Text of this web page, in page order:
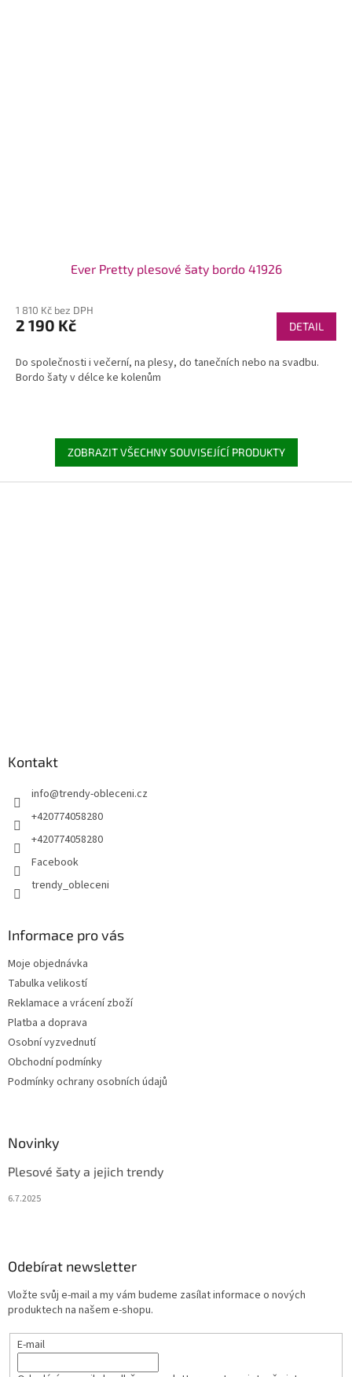
Ever Pretty plesové šaty bordo 41926
1 810 Kč bez DPH
2 190 Kč DETAIL
Do společnosti i večerní, na plesy, do tanečních nebo na svadbu.
Bordo šaty v délce ke kolenům
ZOBRAZIT VŠECHNY SOUVISEJÍCÍ PRODUKTY
Kontakt
info@trendy-obleceni.cz
+420774058280
+420774058280
Facebook
trendy_obleceni
Informace pro vás
Moje objednávka
Tabulka velikostí
Reklamace a vrácení zboží
Platba a doprava
Osobní vyzvednutí
Obchodní podmínky
Podmínky ochrany osobních údajů
Novinky
Plesové šaty a jejich trendy
6.7.2025
Odebírat newsletter
Vložte svůj e-mail a my vám budeme zasílat informace o nových
produktech na našem e-shopu.
E-mail